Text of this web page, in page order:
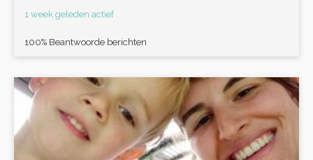
1 week geleden actief
100% Beantwoorde berichten